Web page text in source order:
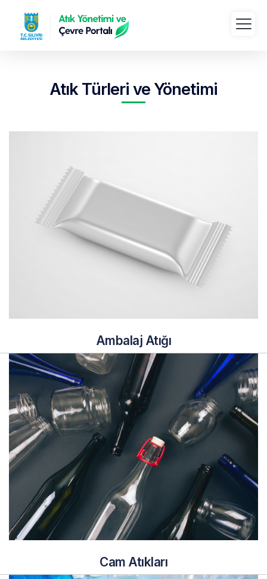
Atık Türleri ve Yönetimi
Ambalaj Atığı
Cam Atıkları